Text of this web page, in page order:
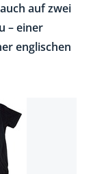
auf zwei
– einer
englischen